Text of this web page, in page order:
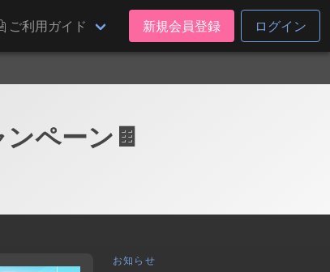
ご利用ガイド 新規会員登録 ログイン
ペーン🍫
お知らせ